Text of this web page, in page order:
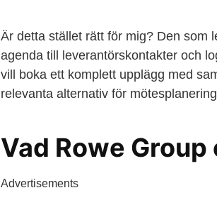
Är detta stället rätt för mig? Den som
agenda till leverantörskontakter och
vill boka ett komplett upplägg med
relevanta alternativ för
Vad Rowe
Advertisements